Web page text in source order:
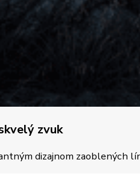
zvuk
dizajnom zaoblených